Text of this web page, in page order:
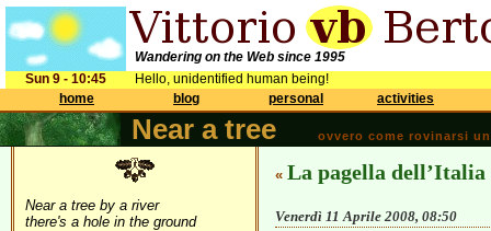
Wandering on the Web since 1995
Sun 9 - 10:45
Hello, unidentified human being!
home
blog personal activities
Near a tree ovvero come rovinarsi
Near a tree by a river
there's a hole in the ground
« La pagella dell’Italia
Venerdì 11 Aprile 2008, 08:50